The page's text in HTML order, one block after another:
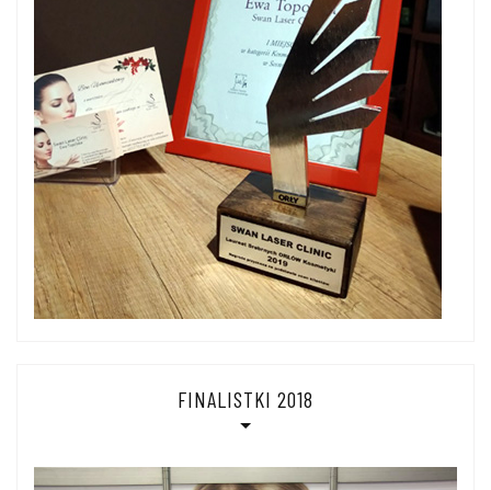
FINALISTKI 2018